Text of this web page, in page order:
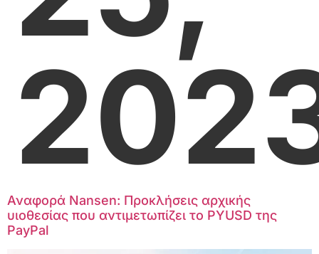
Αναφορά Nansen: Προκλήσεις αρχικής
υιοθεσίας που αντιμετωπίζει το PYUSD της
PayPal